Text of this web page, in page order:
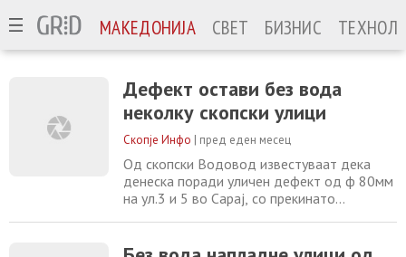
МАКЕДОНИЈА СВЕТ БИЗНИС
Дефект остави без вода
неколку скопски улици
Скопје Инфо | пред еден месец
Од скопски Водовод известуваат дека
денеска поради уличен дефект од ф 80мм
на ул.3 и 5 во Сарај, со прекинато
од 09:15 часот, а прекинот ќе трае до